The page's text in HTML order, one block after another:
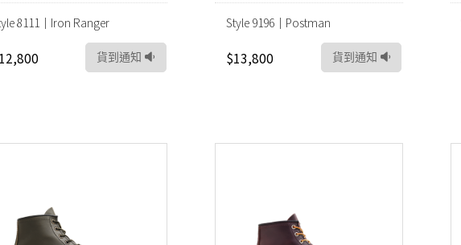
8111｜Iron Ranger
貨到通知
Style 9196｜Postman
$13,800 貨到通知